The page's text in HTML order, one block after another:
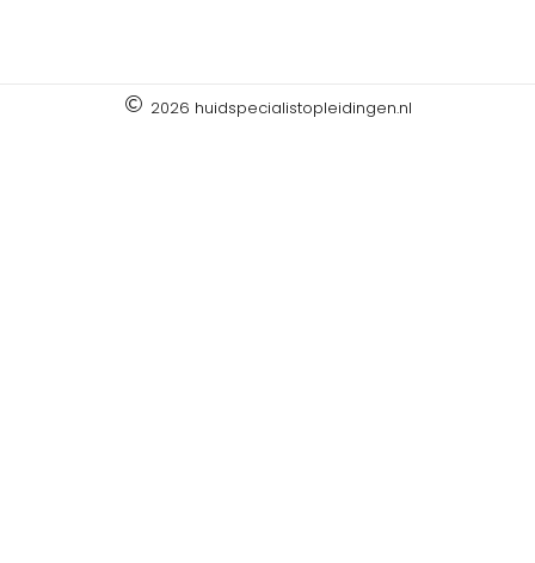
2026 huidspecialistopleidingen.nl